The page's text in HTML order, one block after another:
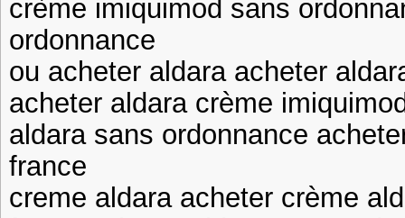
crème imiquimod sans
ordonnance
ou acheter aldara acheter
acheter aldara crème
aldara sans ordonnance
france
creme aldara acheter crème